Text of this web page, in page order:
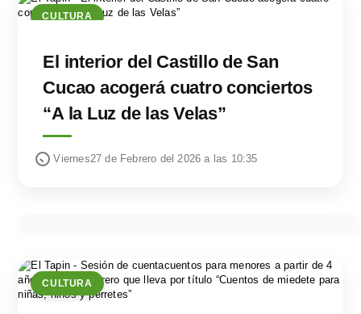
CULTURA
El interior del Castillo de San
Cucao acogerá cuatro conciertos
“A la Luz de las Velas”
Viernes27 de Febrero del 2026 a las 10:35
CULTURA